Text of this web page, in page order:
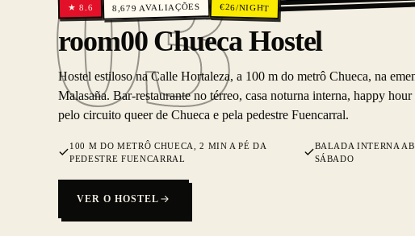
03
★8.6 8,679 AVALIAÇÕES €26/NIGHT
room00 Chueca Hostel
Hostel estiloso na Calle Hortaleza, a 100 m do metrô Chueca, na
Malasaña. Bar-restaurante no térreo, casa noturna interna, happy
pelo circuito queer de Chueca e pela pedestre Fuencarral.
100 M DO METRÔ CHUECA, 2 MIN A PÉ DA
PEDESTRE FUENCARRAL
BALADA INTERNA
SÁBADO
VER O HOSTEL